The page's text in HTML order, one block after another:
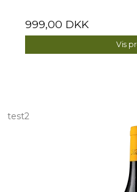
999,00 DKK
Vis
test2